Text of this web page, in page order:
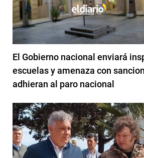
El Gobierno nacional enviará
escuelas y amenaza con
adhieran al paro nacional